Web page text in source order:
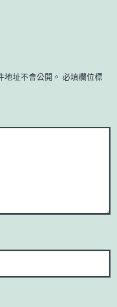
址不會公開。 必填欄位標